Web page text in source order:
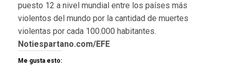
puesto 12 a nivel mundial entre los países más
violentos del mundo por la cantidad de muertes
violentas por cada 100.000 habitantes.
Notiespartano.com/EFE
Me gusta esto: